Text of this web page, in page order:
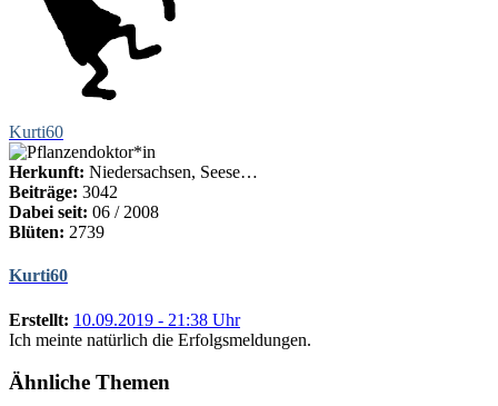
Kurti60
Herkunft: Niedersachsen, Seese…
Beiträge: 3042
Dabei seit: 06 / 2008
Blüten: 2739
Kurti60
Erstellt: 10.09.2019 - 21:38 Uhr
Ich meinte natürlich die Erfolgsmeldungen.
Ähnliche Themen